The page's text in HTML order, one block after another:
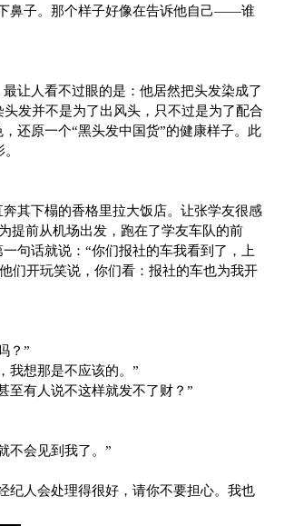
鼻子。那个样子好像在告诉他自己——谁
人看不过眼的是：他居然把头发染成了
发并不是为了出风头，只不过是为了配合
还原一个“黑头发中国货”的健康样子。此
下榻的香格里拉大饭店。让张学友很感
提前从机场出发，跑在了学友车队的前
句话就说：“你们报社的车我看到了，上
们开玩笑说，你们看：报社的车也为我开
？”
想那是不应该的。”
有人说不这样就发不了财？”
会见到我了。”
人会处理得很好，请你不要担心。我也